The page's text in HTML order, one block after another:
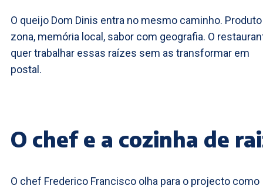
O queijo Dom Dinis entra no mesmo caminho.
zona, memória local, sabor com geografia. O
quer trabalhar essas raízes sem as transformar em
postal.
O chef e a cozinha de
O chef Frederico Francisco olha para o projecto como